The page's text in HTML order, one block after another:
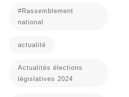
#Rassemblement
national
actualité
Actualités élections
législatives 2024